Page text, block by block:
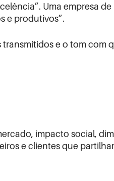
Uma empresa de
e produtivos”.
e o tom com
impacto social,
e clientes que